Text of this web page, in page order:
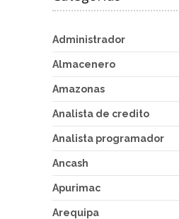
Administrador
Almacenero
Amazonas
Analista de credito
Analista programador
Ancash
Apurimac
Arequipa